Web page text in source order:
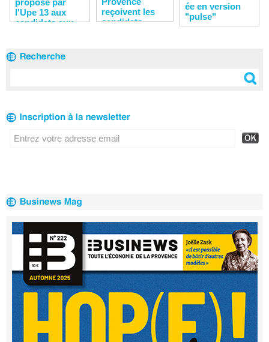
proposé par
l'Upe 13 aux
candidats aux
reçoivent les
candidats
ée en version
"pulse"